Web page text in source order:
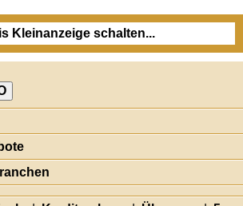
Kleinanzeige schalten...